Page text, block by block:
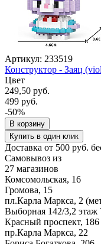
Артикул: 233519
Конструктор - Заяц
Цвет
249,50 руб.
499 руб.
-50%
В корзину
Купить в один клик
Доставка от 500 руб.
Самовывоз из
27 магазинов
Комсомольская, 16
Громова, 15
пл.Карла Маркса, 2
Выборная 142/3,2
Красный проспект, 186
пр.Карла Маркса, 22